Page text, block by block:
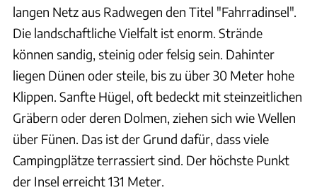
langen Netz aus Radwegen den Titel "Fahrradinsel".
Die landschaftliche Vielfalt ist enorm. Strände
können sandig, steinig oder felsig sein. Dahinter
liegen Dünen oder steile, bis zu über 30 Meter hohe
Klippen. Sanfte Hügel, oft bedeckt mit steinzeitlichen
Gräbern oder deren Dolmen, ziehen sich wie Wellen
über Fünen. Das ist der Grund dafür, dass viele
Campingplätze terrassiert sind. Der höchste Punkt
der Insel erreicht 131 Meter.